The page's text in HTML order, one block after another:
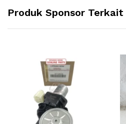
Produk Sponsor Terkait